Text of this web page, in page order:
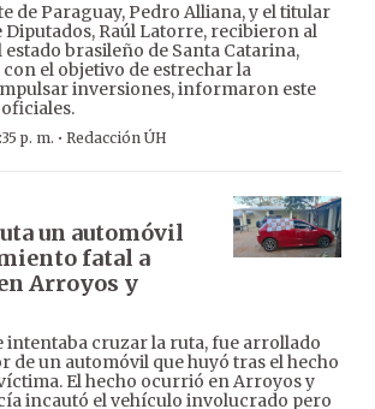
de Paraguay, Pedro Alliana, y el titular
Diputados, Raúl Latorre, recibieron al
brasileño de Santa Catarina,
el objetivo de estrechar la
inversiones, informaron este
p. m. · Redacción ÚH
un automóvil
fatal a
Arroyos y
intentaba cruzar la ruta, fue arrollado
de un automóvil que huyó tras el hecho
El hecho ocurrió en Arroyos y
incautó el vehículo involucrado pero